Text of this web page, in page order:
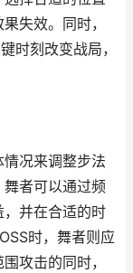
失效。同时，
时刻改变战局，
况来调整步法
者可以通过频
并在合适的时
时，舞者则应
攻击的同时，